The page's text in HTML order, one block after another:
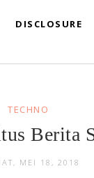
DISCLOSURE
TECHNO
Berita
MEI 18, 2018